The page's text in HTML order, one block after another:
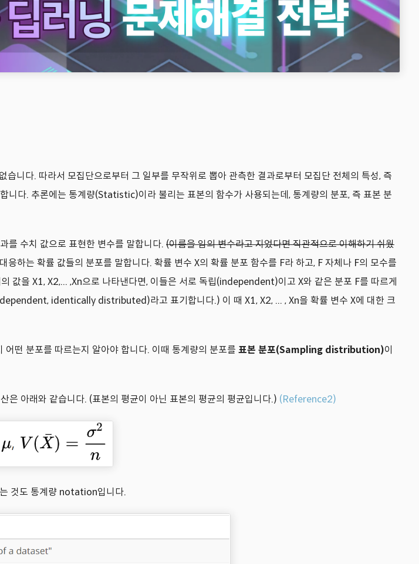
니다. 따라서 모집단으로부터 그 일부를 무작위로 뽑아 관측한 결과로부터 모집단 전체의 특성, 즉
다. 추론에는 통계량(Statistic)이라 불리는 표본의 함수가 사용되는데, 통계량의 분포, 즉 표본 분
를 수치 값으로 표현한 변수를 말합니다. (이름을 임의 변수라고 지었다면 직관적으로 이해하기 쉬웠
응하는 확률 값들의 분포를 말합니다. 확률 변수 X의 확률 분포 함수를 F라 하고, F 자체나 F의 모수를
값을 X1, X2,... ,Xn으로 나타낸다면, 이들은 서로 독립(independent)이고 X와 같은 분포 F를 따르게
identically distributed)라고 표기합니다.) 이 때 X1, X2, ... , Xn을 확률 변수 X에 대한 크
떤 분포를 따르는지 알아야 합니다. 이때 통계량의 분포를 표본 분포(Sampling distribution)이
은 아래와 같습니다. (표본의 평균이 아닌 표본의 평균의 평균입니다.) (Reference2)
것도 통계량 notation입니다.